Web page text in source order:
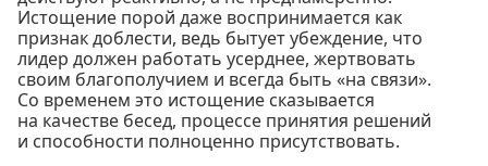
Истощение порой даже воспринимается как
признак доблести, ведь бытует убеждение, что
лидер должен работать усерднее, жертвовать
своим благополучием и всегда быть «на связи».
Со временем это истощение сказывается
на качестве бесед, процессе принятия решений
и способности полноценно присутствовать.